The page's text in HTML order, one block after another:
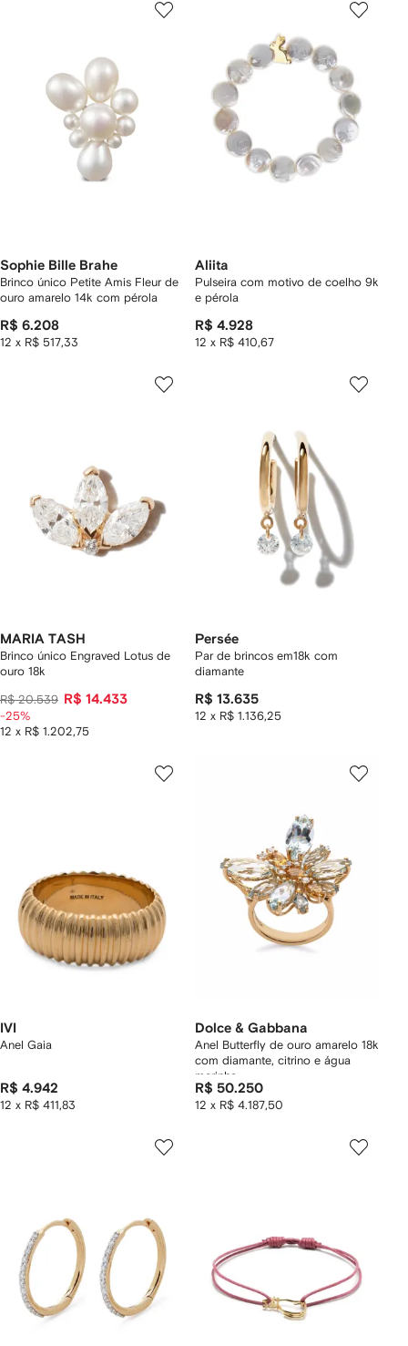
Sophie Bille Brahe
Brinco único Petite Amis Fleur de
ouro amarelo 14k com pérola
R$ 6.208
12 x R$ 517,33
Aliita
Pulseira com motivo de coelho 9k
e pérola
R$ 4.928
12 x R$ 410,67
MARIA TASH
Brinco único Engraved Lotus de
ouro 18k
R$ 20.539 R$ 14.433
12 x R$ 1.202,75
-25%
Persée
Par de brincos em18k com
diamante
R$ 13.635
12 x R$ 1.136,25
IVI
Anel Gaia
R$ 4.942
12 x R$ 411,83
Dolce & Gabbana
Anel Butterfly de ouro amarelo 18k
com diamante, citrino e água
marinha
R$ 50.250
12 x R$ 4.187,50